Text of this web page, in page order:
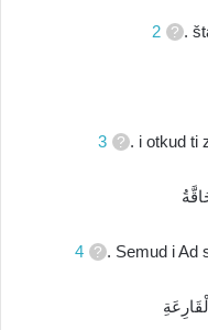
2 .
3 . i otkud ti
4 . Semud i Ad